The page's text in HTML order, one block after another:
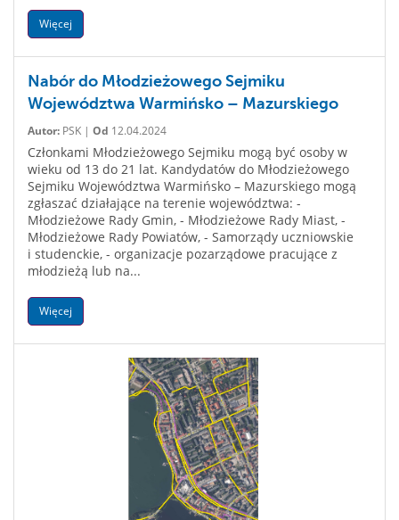
Więcej
Nabór do Młodzieżowego Sejmiku
Województwa Warmińsko – Mazurskiego
Autor: PSK | Od 12.04.2024
Członkami Młodzieżowego Sejmiku mogą być osoby w
wieku od 13 do 21 lat. Kandydatów do Młodzieżowego
Sejmiku Województwa Warmińsko – Mazurskiego mogą
zgłaszać działające na terenie województwa: -
Młodzieżowe Rady Gmin, - Młodzieżowe Rady Miast, -
Młodzieżowe Rady Powiatów, - Samorządy uczniowskie
i studenckie, - organizacje pozarządowe pracujące z
młodzieżą lub na...
Więcej